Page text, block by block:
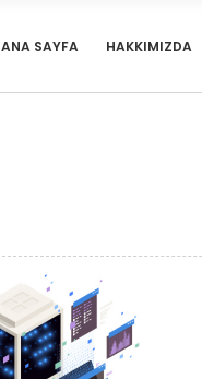
ANA SAYFA HAKKIMIZDA